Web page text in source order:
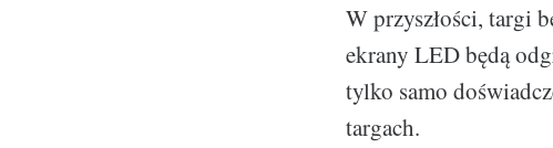
W przyszłości, targi
ekrany LED będą
tylko samo
targach.